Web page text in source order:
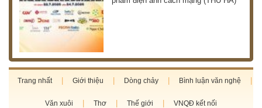
Trang nhất Giới thiệu Dòng chảy Bình luận văn nghệ
Văn xuôi Thơ Thế giới VNQĐ kết nối